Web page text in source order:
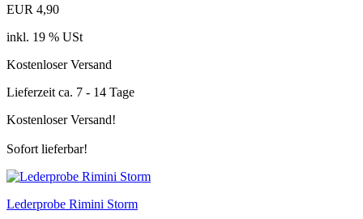
EUR 4,90
inkl. 19 % USt
Kostenloser Versand
Lieferzeit ca. 7 - 14 Tage
Kostenloser Versand!
Sofort lieferbar!
Lederprobe Rimini Storm